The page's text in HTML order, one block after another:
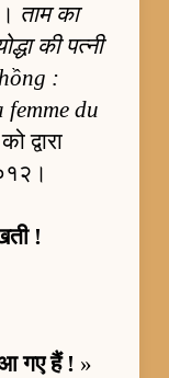
ताम का
की पत्नी
:
du
द्वारा
!
गए हैं ! »